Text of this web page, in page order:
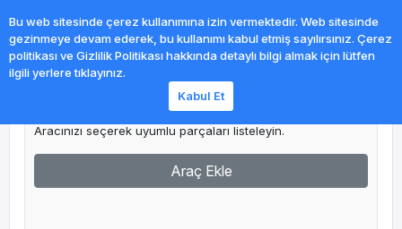
Aracınızı seçerek uyumlu parçaları listeleyin.
Araç Ekle
Bu web sitesinde çerez kullanımına izin vermektedir. Web sitesinde
gezinmeye devam ederek, bu kullanımı kabul etmiş sayılırsınız. Çerez
politikası ve Gizlilik Politikası hakkında detaylı bilgi almak için lütfen
ilgili yerlere tıklayınız.
Kabul Et